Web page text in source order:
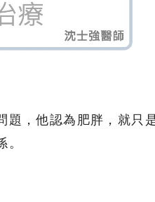
題，他認為肥胖，就只